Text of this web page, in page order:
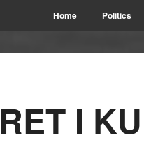
Home Politics
I